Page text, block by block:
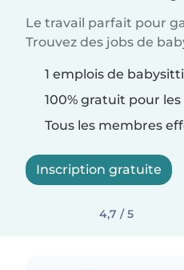
Le travail parfait pour
Trouvez des jobs de
1 emplois de
100% gratuit pour
Tous les membres
Inscription gratuite
4,7 / 5